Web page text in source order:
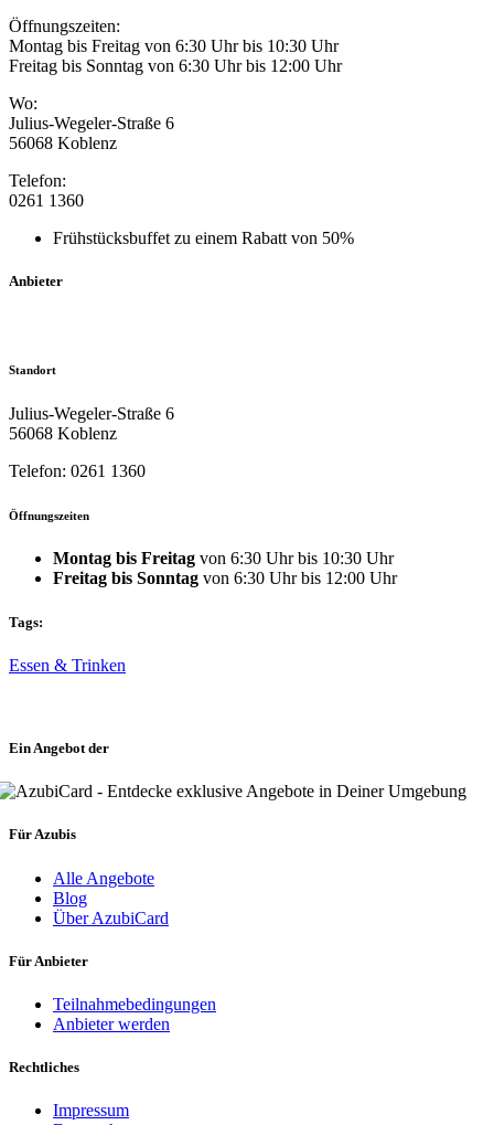
Öffnungszeiten:
Montag bis Freitag von 6:30 Uhr bis 10:30 Uhr
Freitag bis Sonntag von 6:30 Uhr bis 12:00 Uhr
Wo:
Julius-Wegeler-Straße 6
56068 Koblenz
Telefon:
0261 1360
Frühstücksbuffet zu einem Rabatt von 50%
Anbieter
Standort
Julius-Wegeler-Straße 6
56068 Koblenz
Telefon: 0261 1360
Öffnungszeiten
Montag bis Freitag von 6:30 Uhr bis 10:30 Uhr
Freitag bis Sonntag von 6:30 Uhr bis 12:00 Uhr
Tags:
Essen & Trinken
Ein Angebot der
Für Azubis
Alle Angebote
Blog
Über AzubiCard
Für Anbieter
Teilnahmebedingungen
Anbieter werden
Rechtliches
Impressum